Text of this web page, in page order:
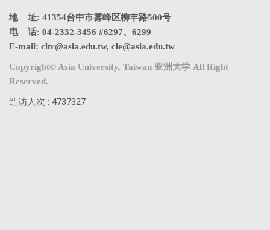
地 址: 41354台中市雾峰区柳丰路500号
电 话: 04-2332-3456 #6297、6299
E-mail: cltr@asia.edu.tw, cle@asia.edu.tw
Copyright© Asia University, Taiwan 亚洲大学 All Right
Reserved.
造访人次 : 4737327